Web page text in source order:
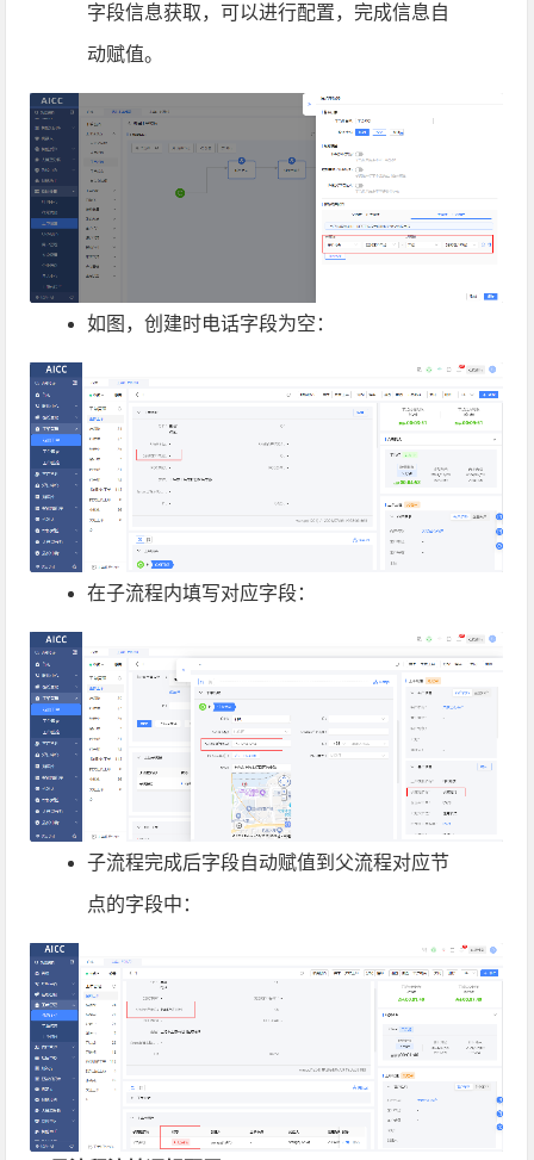
字段信息获取，可以进行配置，完成信息自
动赋值。
如图，创建时电话字段为空：
在子流程内填写对应字段：
子流程完成后字段自动赋值到父流程对应节
点的字段中：